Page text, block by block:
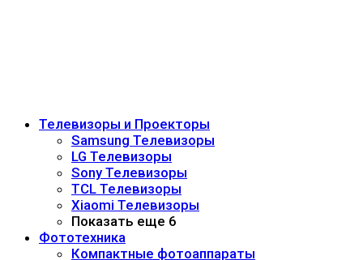
Телевизоры и Проекторы
Samsung Телевизоры
LG Телевизоры
Sony Телевизоры
TCL Телевизоры
Xiaomi Телевизоры
Показать еще 6
Фототехника
Компактные фотоаппараты